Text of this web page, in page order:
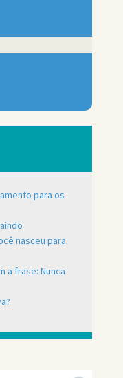
para os
nasceu para
a frase: Nunca